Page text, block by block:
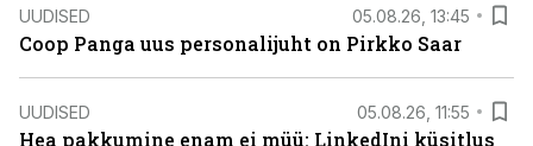
UUDISED 05.08.26, 13:45
Coop Panga uus personalijuht on Pirkko Saar
UUDISED 05.08.26, 11:55
Hea pakkumine enam ei müü: LinkedIni küsitlus